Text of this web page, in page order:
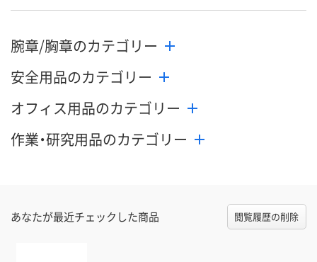
腕章/胸章のカテゴリー
安全用品のカテゴリー
オフィス用品のカテゴリー
作業・研究用品のカテゴリー
あなたが最近チェックした商品 閲覧履歴の削除